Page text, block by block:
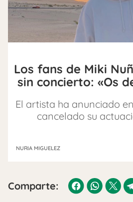
Los fans de Miki
sin concierto: «Os
El artista ha anunciado
cancelado su
NURIA MIGUELEZ
Comparte: